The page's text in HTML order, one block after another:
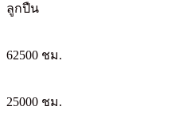
ลูกปืน
62500 ชม.
25000 ชม.